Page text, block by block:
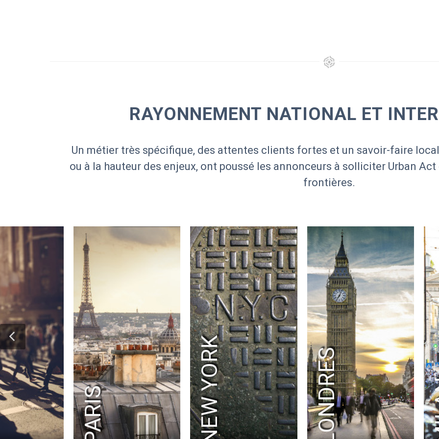
RAYONNEMENT NATIONAL ET
Un métier très spécifique, des attentes clients fortes et un savoir-faire
ou à la hauteur des enjeux, ont poussé les annonceurs à solliciter Urban
frontières.
PARIS NEW YORK LONDRES